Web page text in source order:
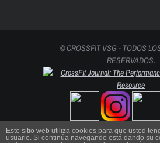
© CROSSFIT VSG - TODOS
RESERVADOS.
Este sitio web utiliza cookies para que usted
usuario. Si continúa navegando está dando su